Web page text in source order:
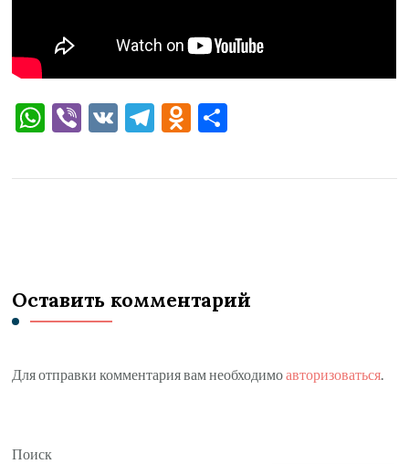
WhatsApp
Viber
VK Telegram
Odnoklassniki
Оставить комментарий
Для отправки комментария вам необходимоавторизоваться.
Поиск